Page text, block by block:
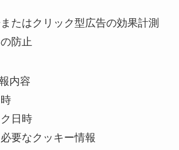
たはクリック型広告の効果計測
防止
内容
日時
要なクッキー情報